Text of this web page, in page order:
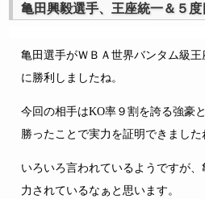
亀田興毅選手、王座統一＆５度
亀田選手がＷＢＡ世界バンタム級
に勝利しましたね。
今回の相手はKO率９割を誇る強豪
勝ったことで実力を証明できました
いろいろ言われているようですが
力されているなぁと思います。